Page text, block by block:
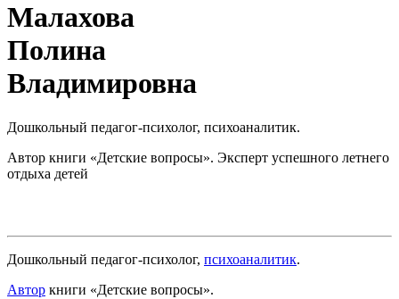
Малахова
Полина
Владимировна
Дошкольный педагог-психолог, психоаналитик.
Автор книги «Детские вопросы». Эксперт успешного летнего
отдыха детей
Дошкольный педагог-психолог, психоаналитик.
Автор книги «Детские вопросы».